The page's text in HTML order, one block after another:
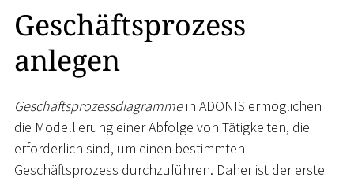
Geschäftsprozess
anlegen
Geschäftsprozessdiagrammein ADONIS ermöglichen
die Modellierung einer Abfolge von Tätigkeiten, die
erforderlich sind, um einen bestimmten
Geschäftsprozess durchzuführen. Daher ist der erste